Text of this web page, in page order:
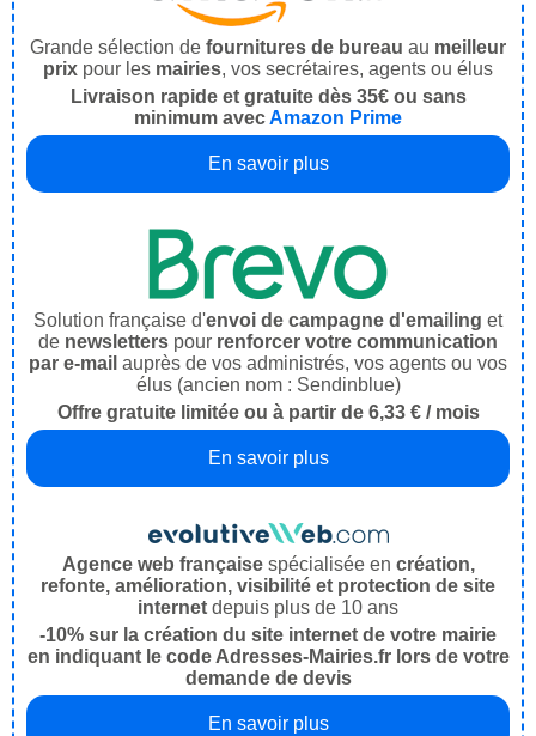
Grande sélection de fournitures de bureau au meilleur
prix pour les mairies, vos secrétaires, agents ou élus
Livraison rapide et gratuite dès 35€ ou sans
minimum avecAmazon Prime
En savoir plus
Solution française d'envoi de campagne d'emailing et
de newsletters pour renforcer votre communication
par e-mail auprès de vos administrés, vos agents ou vos
élus (ancien nom : Sendinblue)
Offre gratuite limitée ou à partir de 6,33 € / mois
En savoir plus
Agence web françaisespécialisée en création,
refonte, amélioration, visibilité et protection de site
internet depuis plus de 10 ans
-10% sur la création du site internet de votre mairie
en indiquant le code Adresses-Mairies.fr lors de votre
demande de devis
En savoir plus